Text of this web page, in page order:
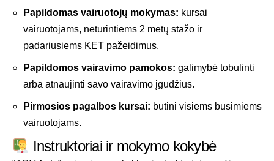
Papildomas vairuotojų mokymas: kursai
vairuotojams, neturintiems 2 metų stažo ir
padariusiems KET pažeidimus.
Papildomos vairavimo pamokos: galimybė tobulinti
arba atnaujinti savo vairavimo įgūdžius.
Pirmosios pagalbos kursai: būtini visiems būsimiems
vairuotojams.
Instruktoriai ir mokymo kokybė